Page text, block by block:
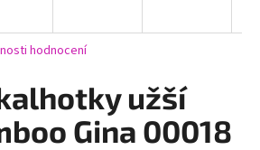
hodnocení
užší
Gina 00018